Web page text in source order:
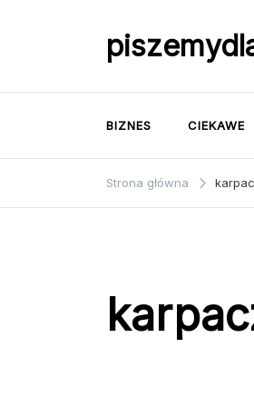
BIZNES CIEKAWE
Strona główna